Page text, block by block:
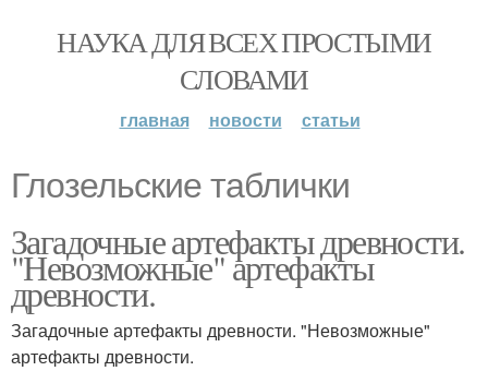
НАУКА ДЛЯ ВСЕХ ПРОСТЫМИ
СЛОВАМИ
главная новости статьи
Глозельские таблички
Загадочные артефакты древности.
"Невозможные" артефакты
древности.
Загадочные артефакты древности. "Невозможные"
артефакты древности.